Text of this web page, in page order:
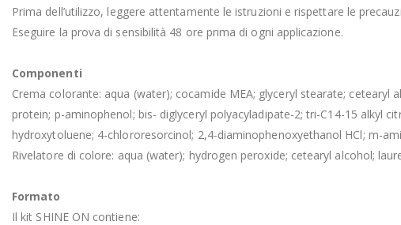
Prima dell’utilizzo, leggere attentamente le istruzioni e rispettare le
Eseguire la prova di sensibilità 48 ore prima di ogni applicazione.
Componenti
Crema colorante: aqua (water); cocamide MEA; glyceryl stearate;
protein; p-aminophenol; bis- diglyceryl polyacyladipate-2; tri-C14-15 alkyl
hydroxytoluene; 4-chlororesorcinol; 2,4-diaminophenoxyethanol HCl; m-
Rivelatore di colore: aqua (water); hydrogen peroxide; cetearyl alcohol;
Formato
Il kit SHINE ON contiene: